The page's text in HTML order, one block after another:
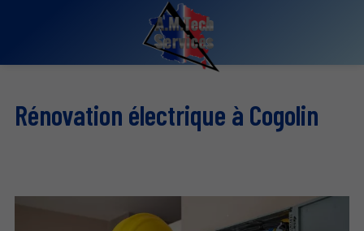
Rénovation électrique à Cogolin